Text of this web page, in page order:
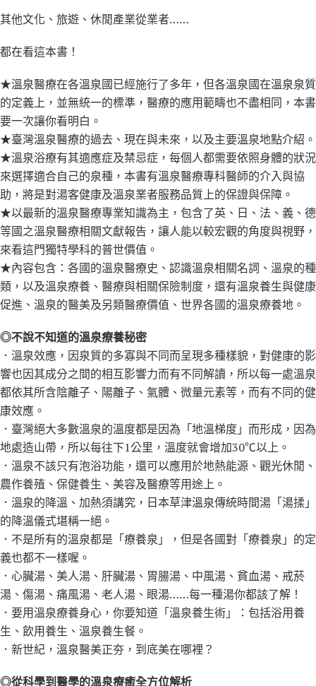
贈
限
溫
泉
S
P
A
券
）
數
量
其他文化、旅遊、休閒產業從業者……
都在看這本書！
★溫泉醫療在各溫泉國已經施行了多年，但各溫泉國在溫泉泉質
的定義上，並無統一的標準，醫療的應用範疇也不盡相同，本書
要一次讓你看明白。
★臺灣溫泉醫療的過去、現在與未來，以及主要溫泉地點介紹。
★溫泉浴療有其適應症及禁忌症，每個人都需要依照身體的狀況
來選擇適合自己的泉種，本書有溫泉醫療專科醫師的介入與協
助，將是對湯客健康及溫泉業者服務品質上的保證與保障。
★以最新的溫泉醫療專業知識為主，包含了英、日、法、義、德
等國之溫泉醫療相關文獻報告，讓人能以較宏觀的角度與視野，
來看這門獨特學科的普世價值。
★內容包含：各國的溫泉醫療史、認識溫泉相關名詞、溫泉的種
類，以及溫泉療養、醫療與相關保險制度，還有溫泉養生與健康
促進、溫泉的醫美及另類醫療價值、世界各國的溫泉療養地。
◎不說不知道的溫泉療養秘密
．溫泉效應，因泉質的多寡與不同而呈現多種樣貌，對健康的影
響也因其成分之間的相互影響力而有不同解讀，所以每一處溫泉
都依其所含陰離子、陽離子、氣體、微量元素等，而有不同的健
康效應。
．臺灣絕大多數溫泉的溫度都是因為「地溫梯度」而形成，因為
地處造山帶，所以每往下1公里，溫度就會增加30℃以上。
．溫泉不該只有泡浴功能，還可以應用於地熱能源、觀光休閒、
農作養殖、保健養生、美容及醫療等用途上。
．溫泉的降溫、加熱須講究，日本草津溫泉傳統時間湯「湯揉」
的降溫儀式堪稱一絕。
．不是所有的溫泉都是「療養泉」，但是各國對「療養泉」的定
義也都不一樣喔。
．心臟湯、美人湯、肝臟湯、胃腸湯、中風湯、貧血湯、戒菸
湯、傷湯、痛風湯、老人湯、眼湯……每一種湯你都該了解！
．要用溫泉療養身心，你要知道「溫泉養生術」：包括浴用養
生、飲用養生、溫泉養生餐。
．新世紀，溫泉醫美正夯，到底美在哪裡？
◎從科學到醫學的溫泉療癒全方位解析